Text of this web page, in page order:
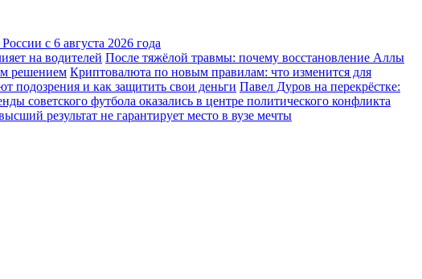
с 6 августа 2026 года
на водителей После тяжёлой травмы: почему восстановление Аллы
решением Криптовалюта по новым правилам: что изменится для
подозрения и как защитить свои деньги Павел Дуров на перекрёстке:
советского футбола оказались в центре политического конфликта
результат не гарантирует место в вузе мечты